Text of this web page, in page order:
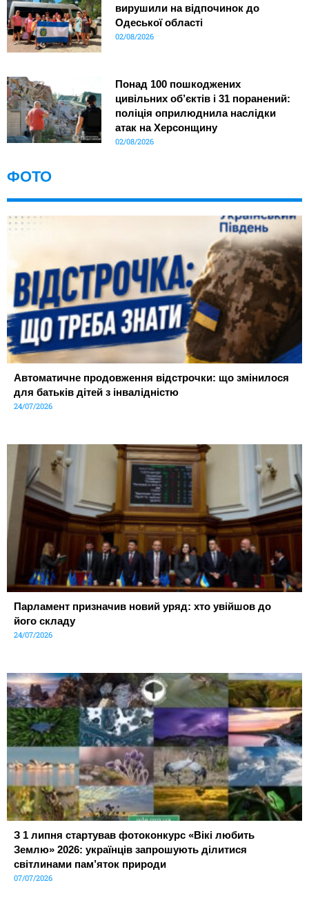
вирушили на відпочинок до
Одеської області
02/08/2026
Понад 100 пошкоджених
цивільних об’єктів і 31 поранений:
поліція оприлюднила наслідки
атак на Херсонщину
02/08/2026
ФОТО
Автоматичне продовження відстрочки: що змінилося
для батьків дітей з інвалідністю
24/07/2026
Парламент призначив новий уряд: хто увійшов до
його складу
24/07/2026
З 1 липня стартував фотоконкурс «Вікі любить
Землю» 2026: українців запрошують ділитися
світлинами пам’яток природи
07/07/2026